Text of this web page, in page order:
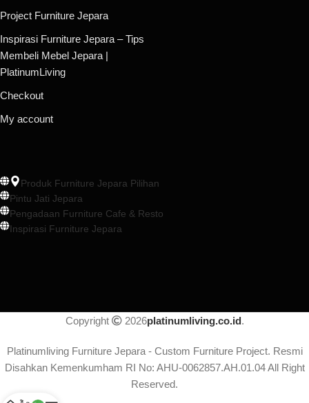
Project Furniture Jepara
Inspirasi Furniture Jepara – Tips
Membeli Mebel Jepara |
PlatinumLiving
Checkout
My account
Produk Furniture Jepara Pilihan
Pintu Jati Jepara
Pengadaan Furniture Cafe & Resto
Inspirasi Furniture Jepara
Copyright 2026platinumliving.co.id.
Platinumliving Furniture Jepara - Custom Furniture Project. Resmi
Disahkan Kemenkumham RI No: AHU-0062857.AH.01.04 All Right
Reserved.